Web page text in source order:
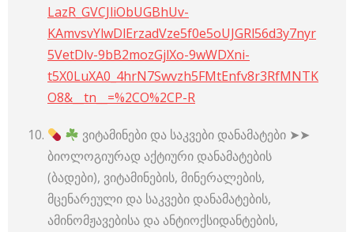
LazR_GVCJliObUGBhUv-
KAmvsvYlwDlErzadVze5f0e5oUJGRl56d3y7nyr
5VetDlv-9bB2mozGjlXo-9wWDXni-
t5X0LuXA0_4hrN7Swvzh5FMtEnfv8r3RfMNTK
O8&__tn__=%2CO%2CP-R
ვიტამინები და საკვები დანამატები ➤➤
ბიოლოგიურად აქტიური დანამატების
(ბადები), ვიტამინების, მინერალების,
მცენარეული და საკვები დანამატების,
ამინომჟავებისა და ანტიოქსიდანტების,